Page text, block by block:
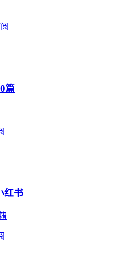
篇
红书